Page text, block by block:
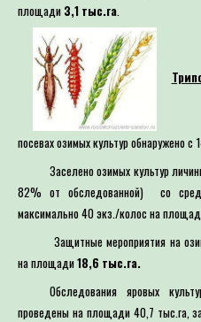
площади 3,1 тыс.га.
посевах озимых культур обнаружено с
Заселено озимых культур
82% от обследованной) со
максимально 40 экз./колос на
Защитные мероприятия на
на площади18,6 тыс.га.
Обследования яровых
проведены на площади 40,7 тыс.га,